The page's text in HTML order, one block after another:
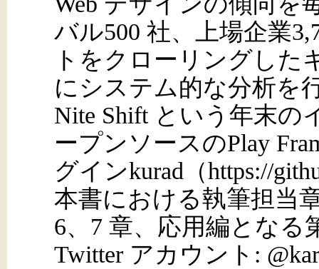
バル500 社、上場企業
トをクローリングした
にシステム的な分析を
Nite Shift という年末の
ープンソースのPlay
グインkurad（https://
本書における執筆担当
6、7 章、応用編となる
Twitter アカウント: